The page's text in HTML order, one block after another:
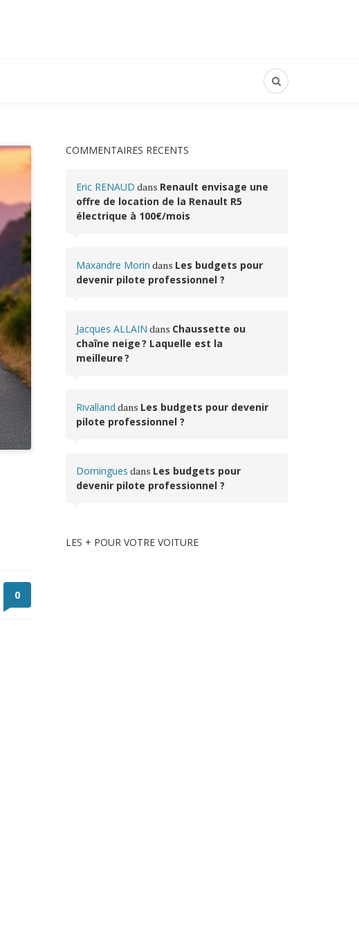
0
COMMENTAIRES RÉCENTS
Eric RENAUD dans Renault envisage une
offre de location de la Renault R5
électrique à 100€/mois
Maxandre Morin dans Les budgets pour
devenir pilote professionnel ?
Jacques ALLAIN dans Chaussette ou
chaîne neige ? Laquelle est la
meilleure ?
Rivalland dans Les budgets pour devenir
pilote professionnel ?
Domingues dans Les budgets pour
devenir pilote professionnel ?
LES + POUR VOTRE VOITURE